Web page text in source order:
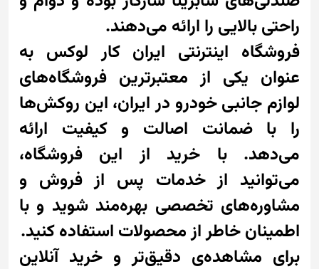
راحتی بالایی را ارائه می‌دهند.
فروشگاه اینترنتی ایران کار لوکس به
عنوان یکی از معتبرترین فروشگاه‌های
لوازم جانبی خودرو در ایران، این روکش‌ها
را با ضمانت اصالت و کیفیت ارائه
می‌دهد. با خرید از این فروشگاه،
می‌توانید از خدمات پس از فروش و
مشاوره‌های تخصصی بهره‌مند شوید و با
اطمینان خاطر از محصولات استفاده کنید.
برای مشاهده‌ی دقیق‌تر و خرید آنلاین